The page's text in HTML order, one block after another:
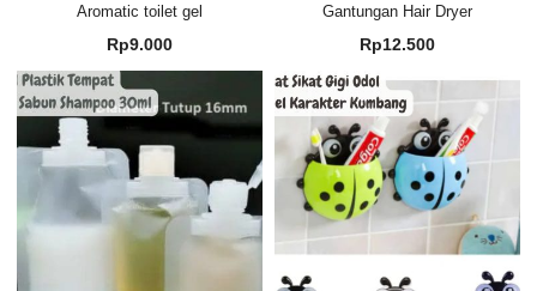
Aromatic toilet gel
Rp9.000
Gantungan Hair Dryer
Rp12.500